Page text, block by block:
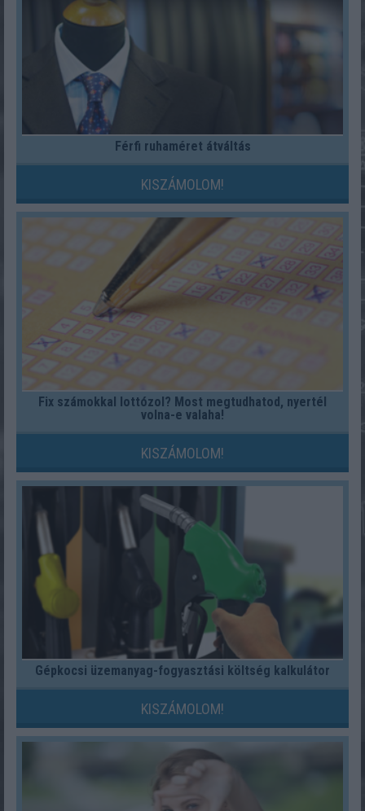
Férfi ruhaméret átváltás
KISZÁMOLOM!
Fix számokkal lottózol? Most megtudhatod, nyertél
volna-e valaha!
KISZÁMOLOM!
Gépkocsi üzemanyag-fogyasztási költség kalkulátor
KISZÁMOLOM!